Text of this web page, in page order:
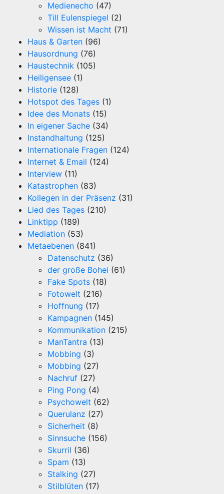
Medienecho (47)
Till Eulenspiegel (2)
Wissen ist Macht (71)
Haus & Garten (96)
Hausordnung (76)
Haustechnik (105)
Heiligensee (1)
Historie (128)
Hotspot des Tages (1)
Idee des Monats (15)
In eigener Sache (34)
Instandhaltung (125)
Internationale Fragen (124)
Internet & Email (124)
Interview (11)
Katastrophen (83)
Kollegen in der Präsenz (31)
Lied des Tages (210)
Linktipp (189)
Mediation (53)
Metaebenen (841)
Datenschutz (36)
der große Bohei (61)
Fake Spots (18)
Fotowelt (216)
Hoffnung (17)
Kampagnen (145)
Kommunikation (215)
ManTantra (13)
Mobbing (3)
Mobbing (27)
Nachruf (27)
Ping Pong (4)
Psychowelt (62)
Querulanz (27)
Sicherheit (8)
Sinnsuche (156)
Skurril (36)
Spam (13)
Stalking (27)
Stilblüten (17)